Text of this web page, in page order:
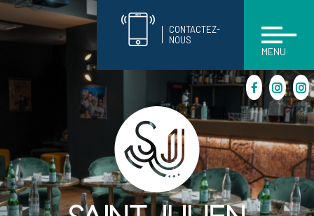
CONTACTEZ-
NOUS
MENU